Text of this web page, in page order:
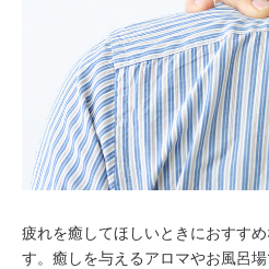
疲れを癒してほしいときにおすす
す。癒しを与えるアロマやお風呂